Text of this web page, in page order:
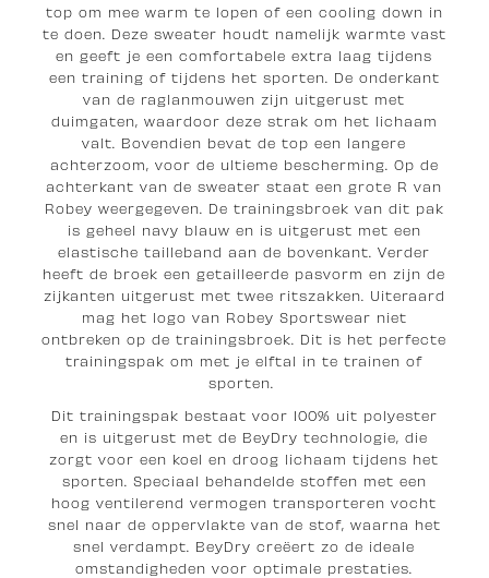
top om mee warm te lopen of een cooling down in
te doen. Deze sweater houdt namelijk warmte vast
en geeft je een comfortabele extra laag tijdens
een training of tijdens het sporten. De onderkant
van de raglanmouwen zijn uitgerust met
duimgaten, waardoor deze strak om het lichaam
valt. Bovendien bevat de top een langere
achterzoom, voor de ultieme bescherming. Op de
achterkant van de sweater staat een grote R van
Robey weergegeven. De trainingsbroek van dit pak
is geheel navy blauw en is uitgerust met een
elastische tailleband aan de bovenkant. Verder
heeft de broek een getailleerde pasvorm en zijn de
zijkanten uitgerust met twee ritszakken. Uiteraard
mag het logo van Robey Sportswear niet
ontbreken op de trainingsbroek. Dit is het perfecte
trainingspak om met je elftal in te trainen of
sporten.
Dit trainingspak bestaat voor 100% uit polyester
en is uitgerust met de BeyDry technologie, die
zorgt voor een koel en droog lichaam tijdens het
sporten. Speciaal behandelde stoffen met een
hoog ventilerend vermogen transporteren vocht
snel naar de oppervlakte van de stof, waarna het
snel verdampt. BeyDry creëert zo de ideale
omstandigheden voor optimale prestaties.